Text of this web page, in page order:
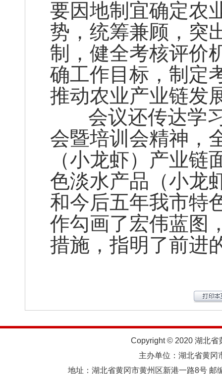
要因地制宜确定农
势，统筹兼顾，突
制，健全考核评价
确工作目标，制定
推动农业产业链发
会议还传达学习
会暨培训会精神，
（小龙虾）产业
色淡水产品（小龙
和今后五年我市特
作勾画了宏伟蓝图
措施，指明了前进
Copyright © 2020 湖北省
主办单位：湖北省黄
地址：湖北省黄冈市黄州区新港一路8号